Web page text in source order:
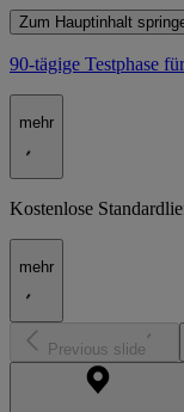
Zum Hauptinhalt
90-tägige Testphase
mehr
Kostenlose
mehr
Previous slide